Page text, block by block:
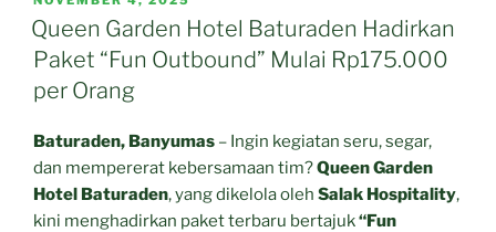
ON
Queen Garden Hotel Baturaden Hadirkan
Paket “Fun Outbound” Mulai Rp175.000
per Orang
Baturaden, Banyumas – Ingin kegiatan seru, segar,
dan mempererat kebersamaan tim?Queen Garden
Hotel Baturaden, yang dikelola oleh Salak Hospitality,
kini menghadirkan paket terbaru bertajuk“Fun